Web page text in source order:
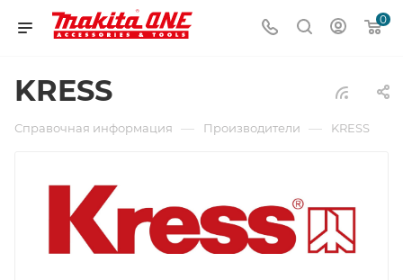
0
KRESS
Справочная информация — Производители — KRESS